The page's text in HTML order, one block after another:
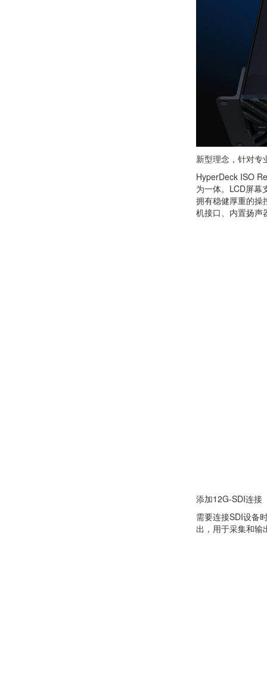
新型理念，针对专
HyperDeck ISO
为一体。LCD屏幕
拥有稳健厚重的操
机接口、内置扬声
添加12G-SDI连接
需要连接SDI设备
出，用于采集和输